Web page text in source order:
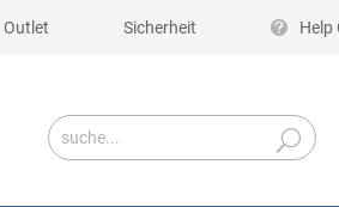
Outlet Sicherheit Help